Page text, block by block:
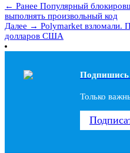
← Ранее Популярный
выполнять произвольный код
Далее → Polymarket взломали.
долларов США
Подпишись
Только